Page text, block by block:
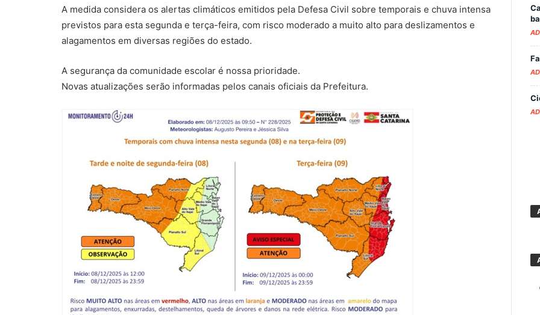
A medida considera os alertas climáticos emitidos pela Defesa Civil sobre temporais e chuva intensa
previstos para esta segunda e terça-feira, com risco moderado a muito alto para deslizamentos e
alagamentos em diversas regiões do estado.
A segurança da comunidade escolar é nossa prioridade.
Novas atualizações serão informadas pelos canais oficiais da Prefeitura.